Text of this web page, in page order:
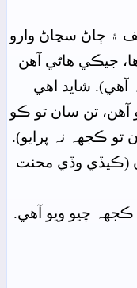
۽ ڄاڻ سڃاڻ وارو
جيڪي هاڻي آهن
شايد اهي
آهن، تن سان تو ڪو
تو ڪجهہ نہ پرايو).
(ڪيڏي وڏي محنت
چيو ويو آهي.